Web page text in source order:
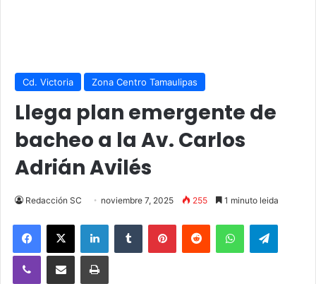
Cd. Victoria Zona Centro Tamaulipas
Llega plan emergente de
bacheo a la Av. Carlos
Adrián Avilés
Redacción SC noviembre 7, 2025 255 1 minuto leida
Facebook
X LinkedInTumblr PinterestReddit WhatsApp
Viber Compartir vía email Imprimir